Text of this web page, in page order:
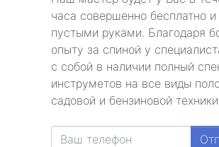
часа совершенно бесплатно и
пустыми руками. Благодаря
опыту за спиной у
с собой в наличии полный
инструметов на все виды
садовой и бензиновой